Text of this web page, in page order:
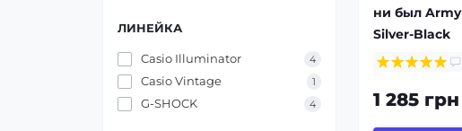
ЛИНЕЙКА
Casio Illuminator 4
Casio Vintage 1
G-SHOCK 4
ни был
Silver-Black
1 285 грн